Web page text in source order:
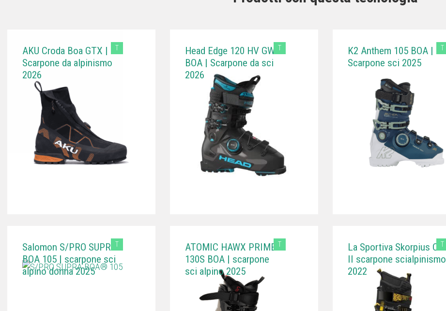
T
AKU Croda Boa GTX |
Scarpone da alpinismo
2026
T
Head Edge 120 HV GW
BOA | Scarpone da sci
2026
T
K2 Anthem 105 BOA |
Scarpone sci 2025
T
Salomon S/PRO SUPRA
BOA 105 | scarpone sci
alpino donna 2025
T
ATOMIC HAWX PRIME
130S BOA | scarpone
sci alpino 2025
T
La Sportiva Skorpius CR
II scarpone scialpinismo
2022